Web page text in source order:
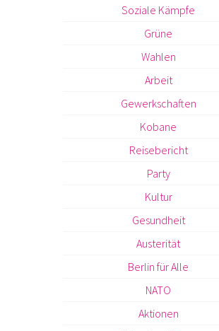
Soziale Kämpfe
Grüne
Wahlen
Arbeit
Gewerkschaften
Kobane
Reisebericht
Party
Kultur
Gesundheit
Austerität
Berlin für Alle
NATO
Aktionen